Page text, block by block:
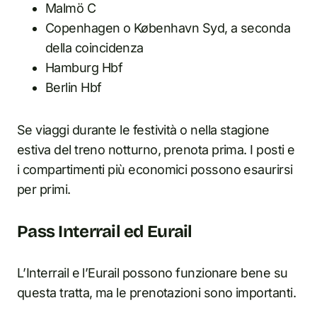
Malmö C
Copenhagen o København Syd, a seconda
della coincidenza
Hamburg Hbf
Berlin Hbf
Se viaggi durante le festività o nella stagione
estiva del treno notturno, prenota prima. I posti e
i compartimenti più economici possono esaurirsi
per primi.
Pass Interrail ed Eurail
L’Interrail e l’Eurail possono funzionare bene su
questa tratta, ma le prenotazioni sono importanti.